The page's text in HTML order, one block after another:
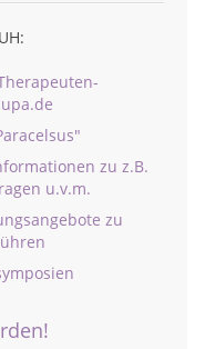
zu z.B.
u.v.m.
zu